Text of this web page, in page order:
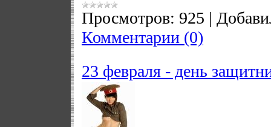
Просмотров: 925 |
Комментарии (0)
23 февраля - день